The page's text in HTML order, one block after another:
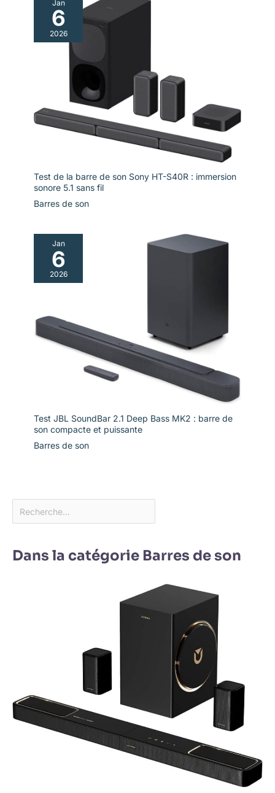
Jan
6
2026
Test de la barre de son Sony HT-S40R : immersion
sonore 5.1 sans fil
Barres de son
Jan
6
2026
Test JBL SoundBar 2.1 Deep Bass MK2 : barre de
son compacte et puissante
Barres de son
Dans la catégorie Barres de son